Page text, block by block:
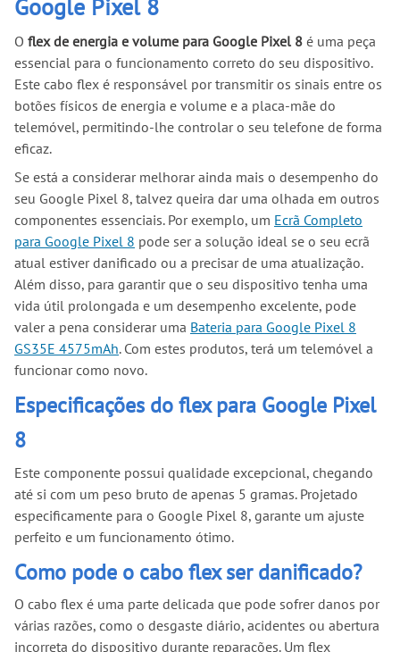
Google Pixel 8
O flex de energia e volume para Google Pixel 8 é uma peça
essencial para o funcionamento correto do seu dispositivo.
Este cabo flex é responsável por transmitir os sinais entre os
botões físicos de energia e volume e a placa-mãe do
telemóvel, permitindo-lhe controlar o seu telefone de forma
eficaz.
Se está a considerar melhorar ainda mais o desempenho do
seu Google Pixel 8, talvez queira dar uma olhada em outros
componentes essenciais. Por exemplo, um Ecrã Completo
para Google Pixel 8 pode ser a solução ideal se o seu ecrã
atual estiver danificado ou a precisar de uma atualização.
Além disso, para garantir que o seu dispositivo tenha uma
vida útil prolongada e um desempenho excelente, pode
valer a pena considerar uma Bateria para Google Pixel 8
GS35E 4575mAh. Com estes produtos, terá um telemóvel a
funcionar como novo.
Especificações do flex para Google Pixel
8
Este componente possui qualidade excepcional, chegando
até si com um peso bruto de apenas 5 gramas. Projetado
especificamente para o Google Pixel 8, garante um ajuste
perfeito e um funcionamento ótimo.
Como pode o cabo flex ser danificado?
O cabo flex é uma parte delicada que pode sofrer danos por
várias razões, como o desgaste diário, acidentes ou abertura
incorreta do dispositivo durante reparações. Um flex